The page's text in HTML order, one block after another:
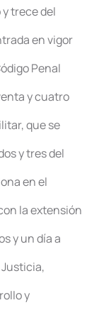
trece del
en vigor
Penal
y cuatro
que se
y tres del
en el
la extensión
y un día a
y